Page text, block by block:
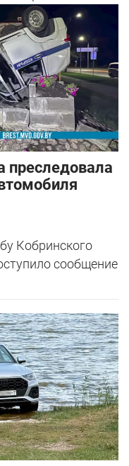
преследовала
Кобринского
сообщение